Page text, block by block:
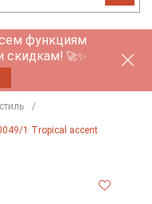
функциям
скидкам! 🚀✨
1 Tropical accent